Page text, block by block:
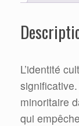
L’identité
minoritaire
qui